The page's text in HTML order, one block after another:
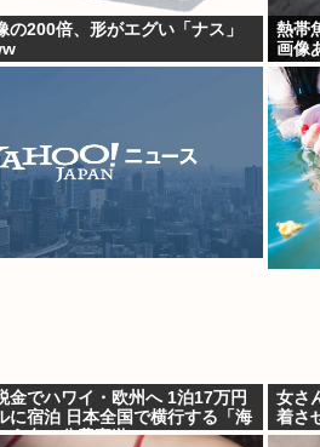
の200倍、形がエグい「ナス」
熱帯
画像
金でハワイ・欧州へ 1泊17万円
に宿泊 日本全国で横行する「海
う名の公費豪遊
女さ
着さ